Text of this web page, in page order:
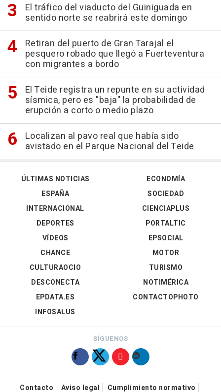
El tráfico del viaducto del Guiniguada en
sentido norte se reabrirá este domingo
Retiran del puerto de Gran Tarajal el
pesquero robado que llegó a Fuerteventura
con migrantes a bordo
El Teide registra un repunte en su actividad
sísmica, pero es "baja" la probabilidad de
erupción a corto o medio plazo
Localizan al pavo real que había sido
avistado en el Parque Nacional del Teide
ÚLTIMAS NOTICIAS
ESPAÑA
INTERNACIONAL
DEPORTES
VÍDEOS
ECONOMÍA
SOCIEDAD
CIENCIAPLUS
PORTALTIC
EPSOCIAL
CHANCE
CULTURAOCIO
DESCONECTA
EPDATA.ES
INFOSALUS
MOTOR
TURISMO
NOTIMÉRICA
CONTACTOPHOTO
SÍGUENOS
Contacto Aviso legal Cumplimiento normativo